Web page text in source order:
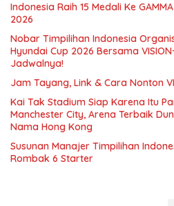
Indonesia Raih 15 Medali Ke
2026
Nobar Timpilihan Indonesia
Hyundai Cup 2026 Bersama
Jadwalnya!
Jam Tayang, Link & Cara Nonton
Kai Tak Stadium Siap Karena Itu
Manchester City, Arena Terbaik
Nama Hong Kong
Susunan Manajer Timpilihan
Rombak 6 Starter